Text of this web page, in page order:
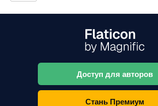
Доступ для авторов
Стань Премиум